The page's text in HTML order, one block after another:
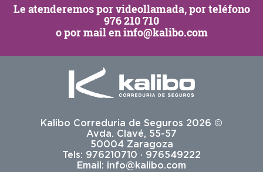
Le atenderemos porvideollamada, por teléfono
976 210 710
o por mail eninfo@kalibo.com
Kalibo Correduria de Seguros 2026 ©
Avda. Clavé, 55-57
50004 Zaragoza
Tels: 976210710 · 976549222
Email: info@kalibo.com